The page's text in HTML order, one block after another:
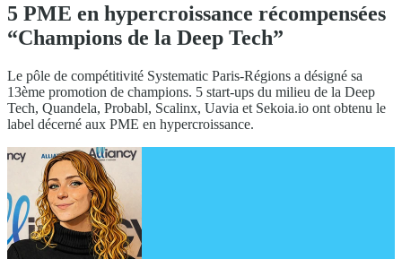
5 PME en hypercroissance récompensées
“Champions de la Deep Tech”
Le pôle de compétitivité Systematic Paris-Régions a désigné sa
13ème promotion de champions. 5 start-ups du milieu de la Deep
Tech, Quandela, Probabl, Scalinx, Uavia et Sekoia.io ont obtenu le
label décerné aux PME en hypercroissance.